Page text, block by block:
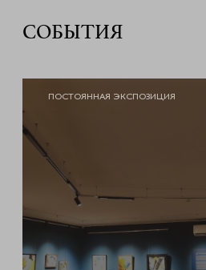
СОБЫТИЯ
ПОСТОЯННАЯ ЭКСПОЗИЦИЯ